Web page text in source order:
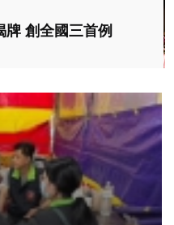
創全國三首例